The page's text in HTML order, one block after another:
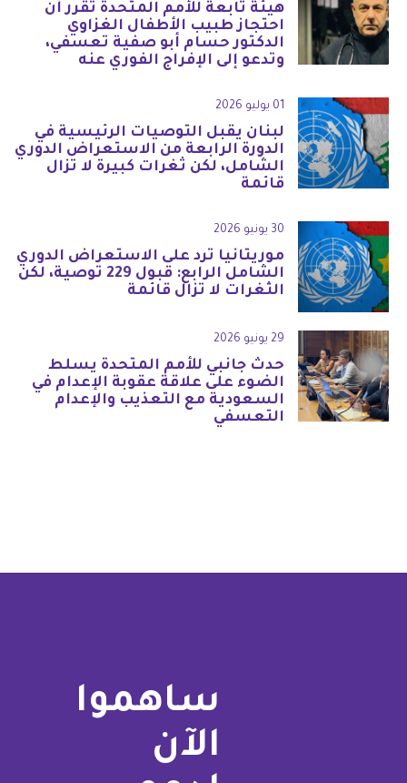
هيئة تابعة للأمم المتحدة تقرر أن
احتجاز طبيب الأطفال الغزاوي
الدكتور حسام أبو صفية تعسفي،
وتدعو إلى الإفراج الفوري عنه
01 يوليو 2026
لبنان يقبل التوصيات الرئيسية في
الدورة الرابعة من الاستعراض الدوري
الشامل، لكن ثغرات كبيرة لا تزال
قائمة
30 يونيو 2026
موريتانيا ترد على الاستعراض الدوري
الشامل الرابع: قبول 229 توصية، لكن
الثغرات لا تزال قائمة
29 يونيو 2026
حدث جانبي للأمم المتحدة يسلط
الضوء على علاقة عقوبة الإعدام في
السعودية مع التعذيب والإعدام
التعسفي
ساهموا
الآن